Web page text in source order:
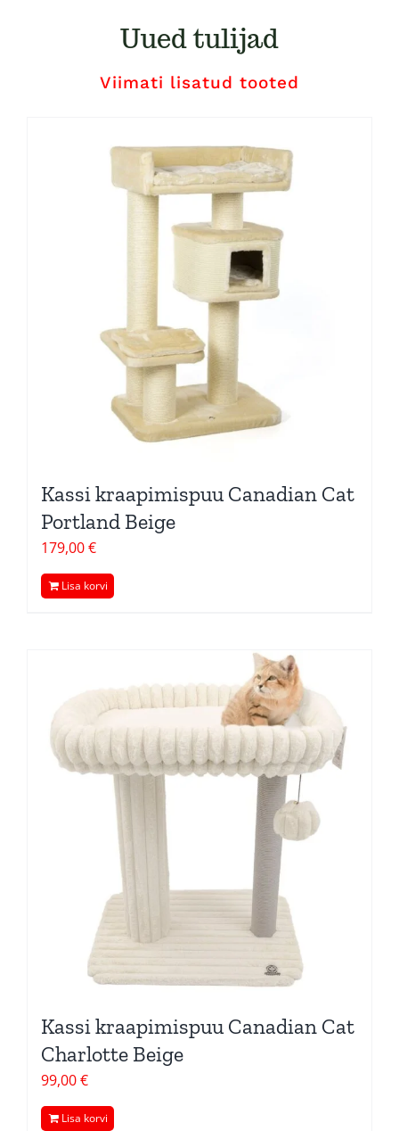
Uued tulijad
Viimati lisatud tooted
Kassi kraapimispuu Canadian Cat
Portland Beige
179,00€
Lisa korvi
Kassi kraapimispuu Canadian Cat
Charlotte Beige
99,00€
Lisa korvi